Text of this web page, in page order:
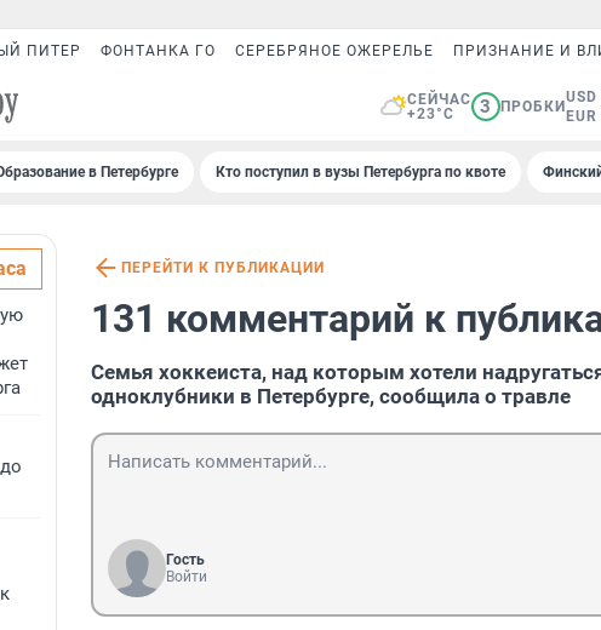
ПИТЕР ФОНТАНКА ГО СЕРЕБРЯНОЕ ОЖЕРЕЛЬЕ ПРИЗНАНИЕ И
СЕЙЧАС
+23°C
3 ПРОБКИ
в Петербурге Кто поступил в вузы Петербурга по квоте
ПЕРЕЙТИ К ПУБЛИКАЦИИ
131 комментарий к
Семья хоккеиста, над которым хотели
одноклубники в Петербурге, сообщила о травле
Гость
Войти